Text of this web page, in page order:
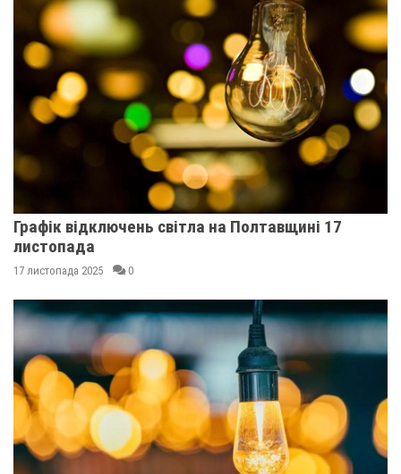
Графік відключень світла на Полтавщині 17
листопада
17 листопада 2025 0